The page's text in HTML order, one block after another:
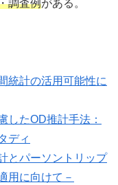
調査例がある。
統計の活用可能性に
したOD推計手法：
ディ
とパーソントリップ
用に向けて－